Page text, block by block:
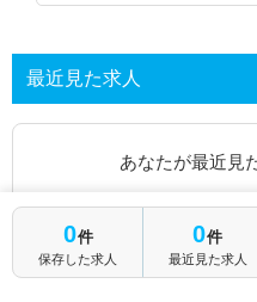
最近見た求人
あなたが最近見
求人を
0件
保存した求人
0件
最近見た求人